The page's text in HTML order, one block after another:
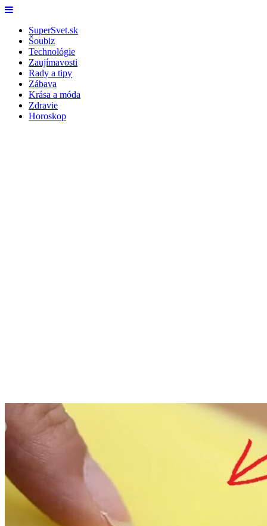
Skip
content
Menu
SuperSvet.sk
Šoubiz
Technológie
Zaujímavosti
Rady a tipy
Zábava
Krása a móda
Zdravie
Horoskop